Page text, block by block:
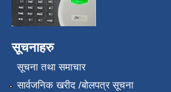
सूचनाहरु
सूचना तथा समाचार
सार्वजनिक खरीद /बोलपत्र सूचना